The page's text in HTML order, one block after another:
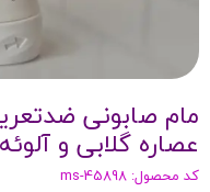
عصاره گلابی و
کد محصول: ms-45898